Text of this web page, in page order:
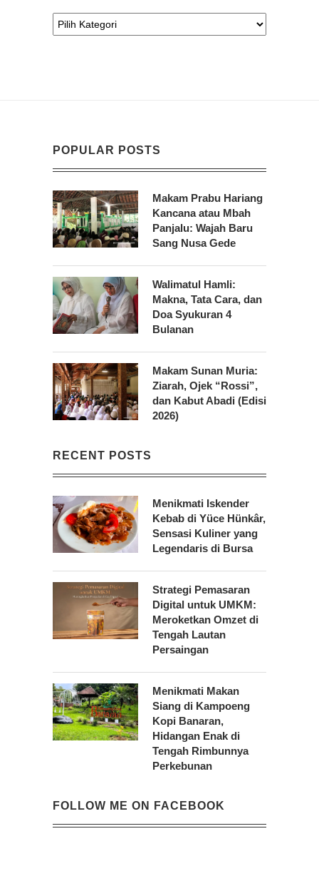
POPULAR POSTS
Makam Prabu Hariang
Kancana atau Mbah
Panjalu: Wajah Baru
Sang Nusa Gede
Walimatul Hamli:
Makna, Tata Cara, dan
Doa Syukuran 4
Bulanan
Makam Sunan Muria:
Ziarah, Ojek “Rossi”,
dan Kabut Abadi (Edisi
2026)
RECENT POSTS
Menikmati Iskender
Kebab di Yüce Hünkâr,
Sensasi Kuliner yang
Legendaris di Bursa
Strategi Pemasaran
Digital untuk UMKM:
Meroketkan Omzet di
Tengah Lautan
Persaingan
Menikmati Makan
Siang di Kampoeng
Kopi Banaran,
Hidangan Enak di
Tengah Rimbunnya
Perkebunan
FOLLOW ME ON FACEBOOK